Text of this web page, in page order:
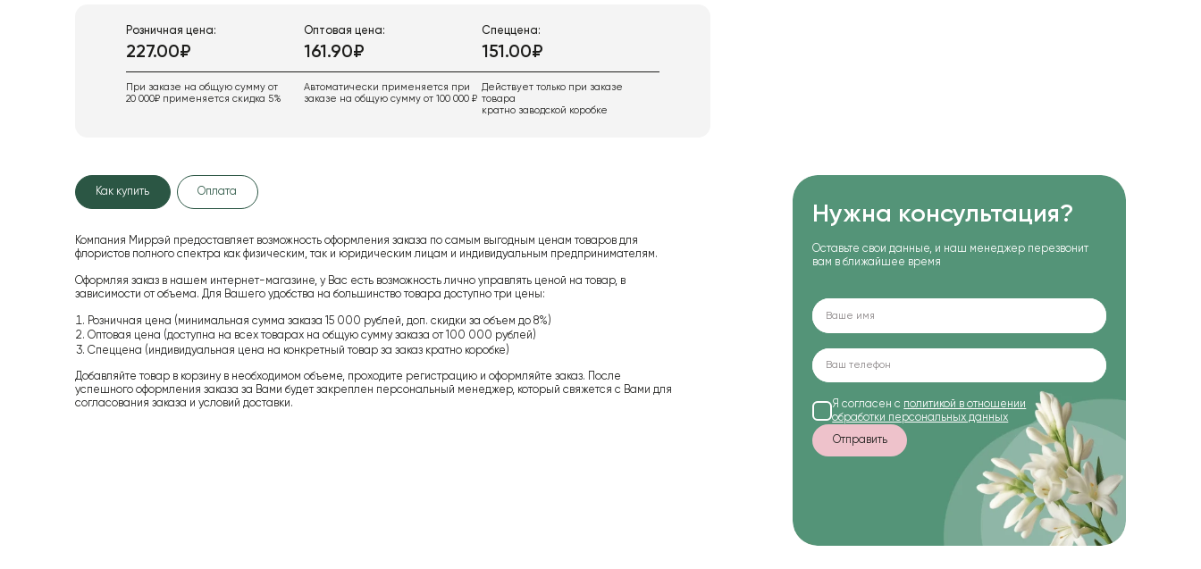
Розничная цена:
227.00₽
При заказе на общую сумму от
20 000₽ применяется скидка 5%
Оптовая цена:
161.90₽
Автоматически применяется при
заказе на общую сумму от 100 000 ₽
Спеццена:
151.00₽
Действует только при заказе
товара
кратно заводской коробке
Как купить Оплата
Компания Миррэй предоставляет возможность оформления заказа по самым выгодным ценам товаров для
флористов полного спектра как физическим, так и юридическим лицам и индивидуальным предпринимателям.
Оформляя заказ в нашем интернет-магазине, у Вас есть возможность лично управлять ценой на товар, в
зависимости от объема. Для Вашего удобства на большинство товара доступно три цены:
Розничная цена (минимальная сумма заказа 15 000 рублей, доп. скидки за объем до 8%)
Оптовая цена (доступна на всех товарах на общую сумму заказа от 100 000 рублей)
Спеццена (индивидуальная цена на конкретный товар за заказ кратно коробке)
Добавляйте товар в корзину в необходимом объеме, проходите регистрацию и оформляйте заказ. После
успешного оформления заказа за Вами будет закреплен персональный менеджер, который свяжется с Вами для
согласования заказа и условий доставки.
Нужна консультация?
Оставьте свои данные, и наш менеджер перезвонит
вам в ближайшее время
Я согласен с политикой в отношении
обработки персональных данных
Отправить